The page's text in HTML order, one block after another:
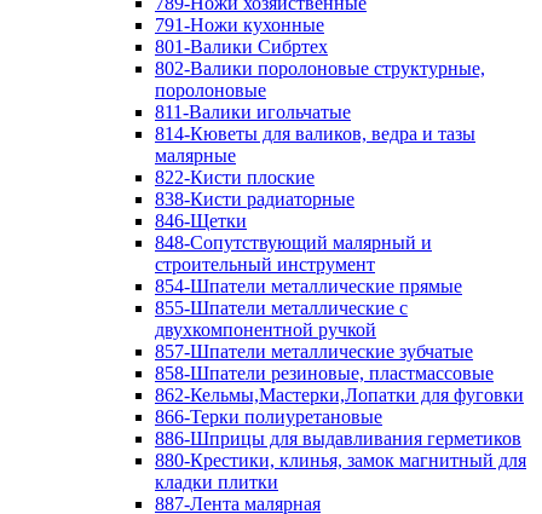
791-Ножи кухонные
801-Валики Сибртех
802-Валики поролоновые структурные,
поролоновые
811-Валики игольчатые
814-Кюветы для валиков, ведра и тазы
малярные
822-Кисти плоские
838-Кисти радиаторные
846-Щетки
848-Сопутствующий малярный и
строительный инструмент
854-Шпатели металлические прямые
855-Шпатели металлические с
двухкомпонентной ручкой
857-Шпатели металлические зубчатые
858-Шпатели резиновые, пластмассовые
862-Кельмы,Мастерки,Лопатки для фуговки
866-Терки полиуретановые
886-Шприцы для выдавливания герметиков
880-Крестики, клинья, замок магнитный для
кладки плитки
887-Лента малярная